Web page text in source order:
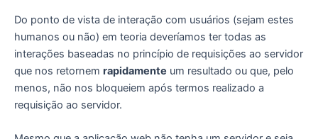
Do ponto de vista de interação com usuários (sejam estes
humanos ou não) em teoria deveríamos ter todas as
interações baseadas no princípio de requisições ao servidor
que nos retornem rapidamente um resultado ou que, pelo
menos, não nos bloqueiem após termos realizado a
requisição ao servidor.